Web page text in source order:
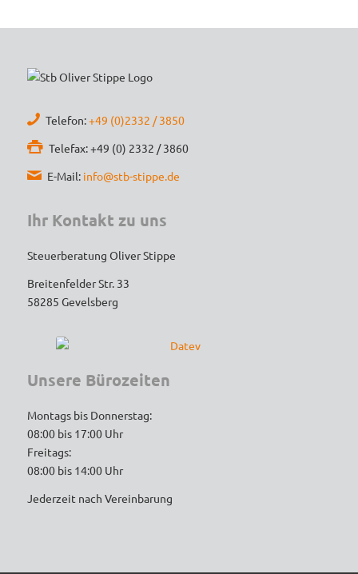
unkompliziert, und die Steuererklärung
termingerecht erledigt. Dank der
strategischen Tipps konnte ich sogar
Expertenwissen!
Wer einen engagierten, loyalen und
kompetenten Steuerberater sucht, ist hier
goldrichtig. Vielen Dank für die tolle
weiterhin gerne kommen und empfehle die
Telefon:+49 (0)2332 / 3850
Telefax: +49 (0) 2332 / 3860
E-Mail: info@stb-stippe.de
Ihr Kontakt zu uns
Steuerberatung Oliver Stippe
Breitenfelder Str. 33
58285 Gevelsberg
Unsere Bürozeiten
Montags bis Donnerstag:
08:00 bis 17:00 Uhr
Freitags:
08:00 bis 14:00 Uhr
Jederzeit nach Vereinbarung